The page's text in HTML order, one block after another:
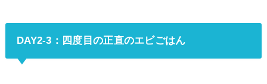
DAY2-3：四度目の正直のエビごはん